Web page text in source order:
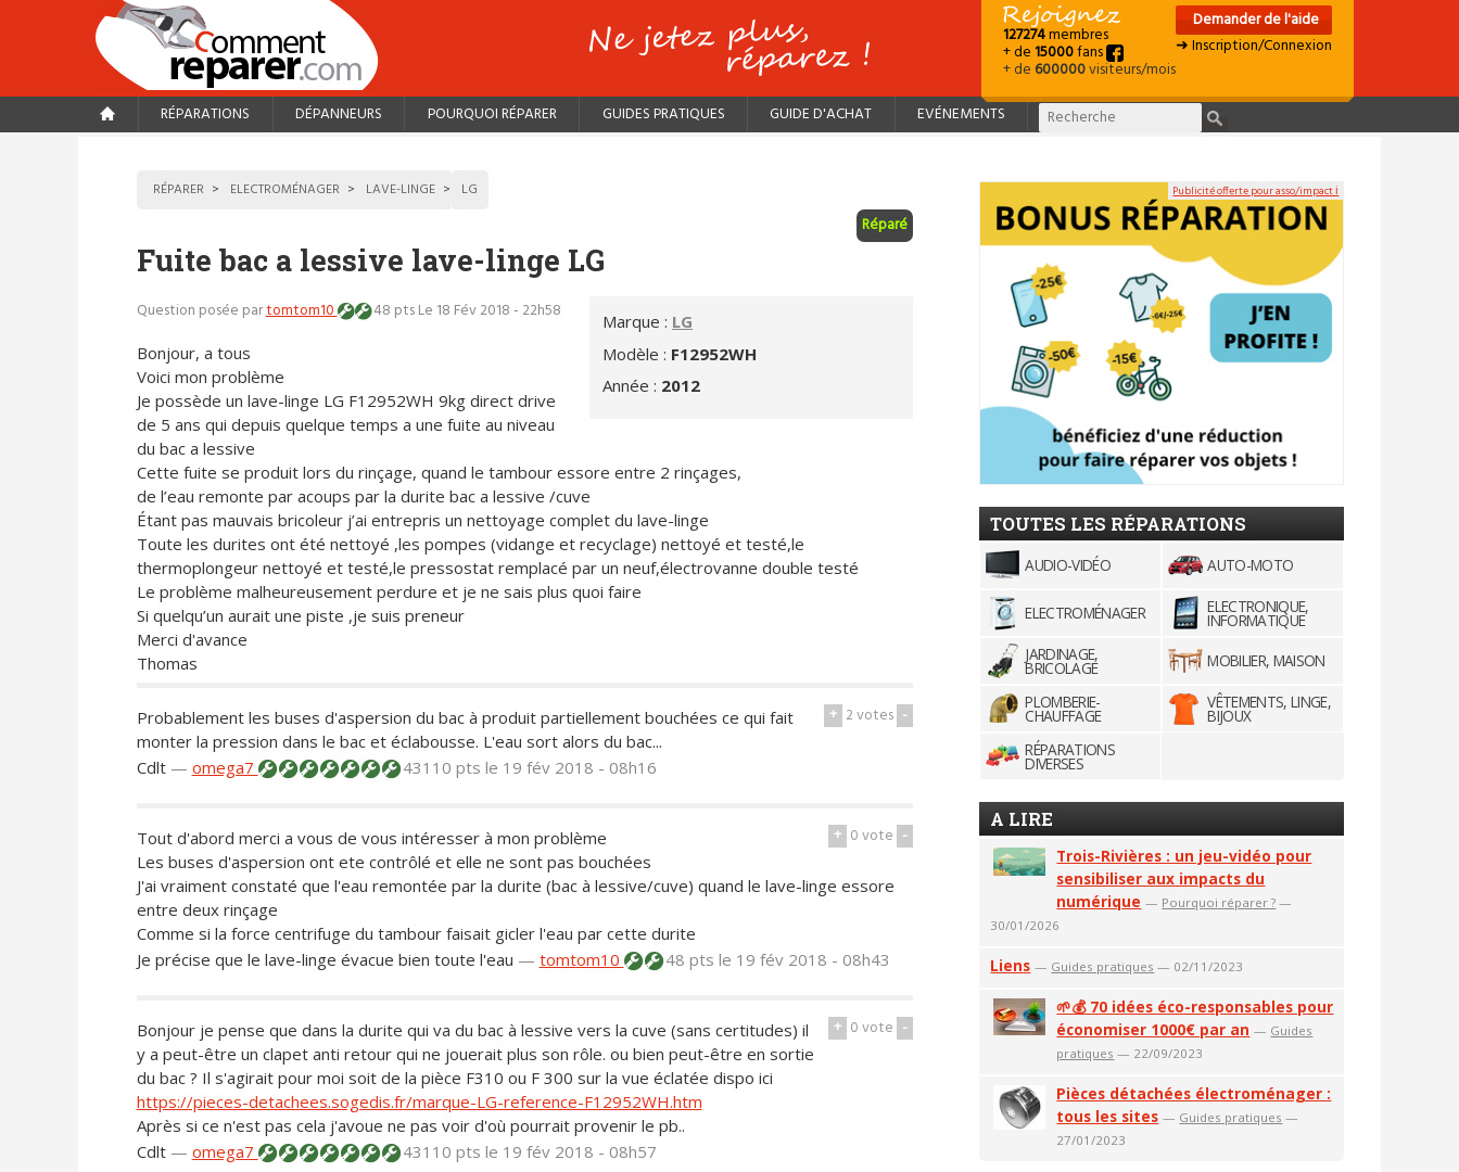
127274membres
+ de15000fans
+ de600000visiteurs/mois
Demander de l'aide
➜ Inscription/Connexion
RÉPARATIONS DÉPANNEURS POURQUOI RÉPARER GUIDES PRATIQUES GUIDE D'ACHAT EVÉNEMENTS
RÉPARER ELECTROMÉNAGER LAVE-LINGE LG
Réparé
Fuite bac a lessive lave-linge LG
Marque : LG
Modèle : F12952WH
Année : 2012
Question posée partomtom10 48 ptsLe 18 Fév 2018 - 22h58
Bonjour, a tous
Voici mon problème
Je possède un lave-linge LG F12952WH 9kg direct drive
de 5 ans qui depuis quelque temps a une fuite au niveau
du bac a lessive
Cette fuite se produit lors du rinçage, quand le tambour essore entre 2 rinçages,
de l’eau remonte par acoups par la durite bac a lessive /cuve
Étant pas mauvais bricoleur j’ai entrepris un nettoyage complet du lave-linge
Toute les durites ont été nettoyé ,les pompes (vidange et recyclage) nettoyé et testé,le
thermoplongeur nettoyé et testé,le pressostat remplacé par un neuf,électrovanne double testé
Le problème malheureusement perdure et je ne sais plus quoi faire
Si quelqu’un aurait une piste ,je suis preneur
Merci d'avance
Thomas
+ 2votes -
Probablement les buses d'aspersion du bac à produit partiellement bouchées ce qui fait
monter la pression dans le bac et éclabousse. L'eau sort alors du bac...
Cdlt — omega7 43110 pts le 19 fév 2018 - 08h16
+ 0vote -
Tout d'abord merci a vous de vous intéresser à mon problème
Les buses d'aspersion ont ete contrôlé et elle ne sont pas bouchées
J'ai vraiment constaté que l'eau remontée par la durite (bac à lessive/cuve) quand le lave-linge essore
entre deux rinçage
Comme si la force centrifuge du tambour faisait gicler l'eau par cette durite
Je précise que le lave-linge évacue bien toute l'eau — tomtom10 48 pts le 19 fév 2018 - 08h43
+ 0vote -
Bonjour je pense que dans la durite qui va du bac à lessive vers la cuve (sans certitudes) il
y a peut-être un clapet anti retour qui ne jouerait plus son rôle. ou bien peut-être en sortie
du bac ? Il s'agirait pour moi soit de la pièce F310 ou F 300 sur la vue éclatée dispo ici
https://pieces-detachees.sogedis.fr/marque-LG-reference-F12952WH.htm
Après si ce n'est pas cela j'avoue ne pas voir d'où pourrait provenir le pb..
Cdlt — omega7 43110 pts le 19 fév 2018 - 08h57
Publicité offerte pour asso/impact ℹ
TOUTES LES RÉPARATIONS
AUDIO-VIDÉO AUTO-MOTO
ELECTROMÉNAGER ELECTRONIQUE,
INFORMATIQUE
JARDINAGE,
BRICOLAGE
MOBILIER, MAISON
PLOMBERIE-
CHAUFFAGE
VÊTEMENTS, LINGE,
BIJOUX
RÉPARATIONS
DIVERSES
A LIRE
Trois-Rivières : un jeu-vidéo pour
sensibiliser aux impacts du
numérique — Pourquoi réparer ? —
30/01/2026
Liens — Guides pratiques — 02/11/2023
🌱💰 70 idées éco-responsables pour
économiser 1000€ par an — Guides
pratiques — 22/09/2023
Pièces détachées électroménager :
tous les sites — Guides pratiques —
27/01/2023